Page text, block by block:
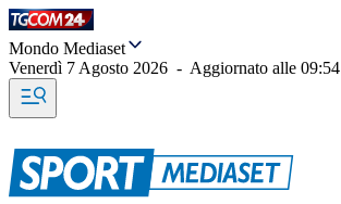
Mondo Mediaset
Venerdì 7 Agosto 2026 - Aggiornato alle 09:54